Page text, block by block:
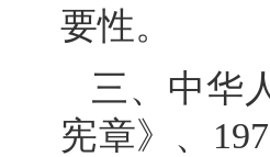
要性。
三、中华
宪章》、